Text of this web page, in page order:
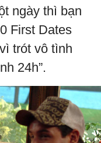
ngày thì bạn
First Dates
trót vô tình
24h”.